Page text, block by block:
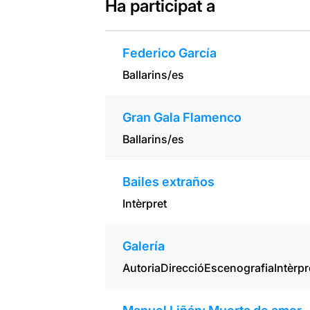
Ha participat a
Federico García
Ballarins/es
Gran Gala Flamenco
Ballarins/es
Bailes extraños
Intèrpret
Galería
AutoriaDireccióEscenografia